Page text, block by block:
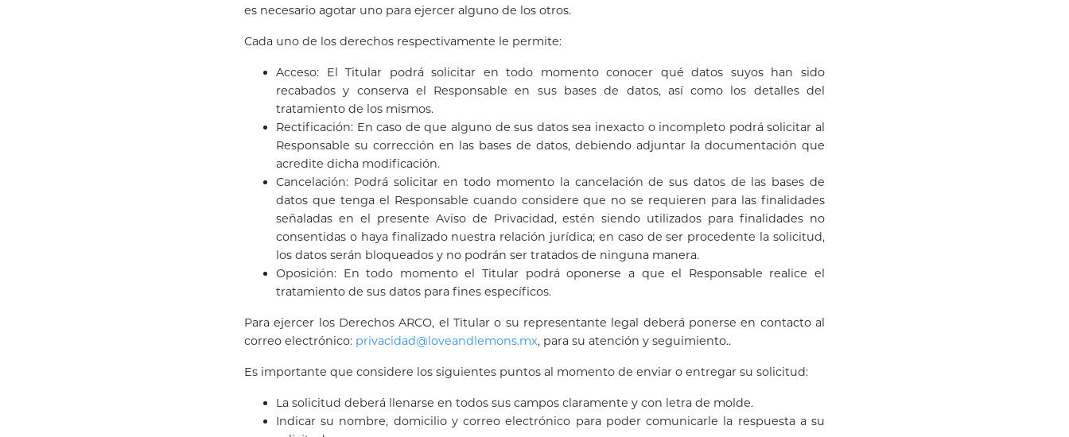
es necesario agotar uno para ejercer alguno de los otros.
Cada uno de los derechos respectivamente le permite:
Acceso: El Titular podrá solicitar en todo momento conocer qué datos suyos han sido
recabados y conserva el Responsable en sus bases de datos, así como los detalles del
tratamiento de los mismos.
Rectificación: En caso de que alguno de sus datos sea inexacto o incompleto podrá solicitar al
Responsable su corrección en las bases de datos, debiendo adjuntar la documentación que
acredite dicha modificación.
Cancelación: Podrá solicitar en todo momento la cancelación de sus datos de las bases de
datos que tenga el Responsable cuando considere que no se requieren para las finalidades
señaladas en el presente Aviso de Privacidad, estén siendo utilizados para finalidades no
consentidas o haya finalizado nuestra relación jurídica; en caso de ser procedente la solicitud,
los datos serán bloqueados y no podrán ser tratados de ninguna manera.
Oposición: En todo momento el Titular podrá oponerse a que el Responsable realice el
tratamiento de sus datos para fines específicos.
Para ejercer los Derechos ARCO, el Titular o su representante legal deberá ponerse en contacto al
correo electrónico: privacidad@loveandlemons.mx, para su atención y seguimiento..
Es importante que considere los siguientes puntos al momento de enviar o entregar su solicitud:
La solicitud deberá llenarse en todos sus campos claramente y con letra de molde.
Indicar su nombre, domicilio y correo electrónico para poder comunicarle la respuesta a su